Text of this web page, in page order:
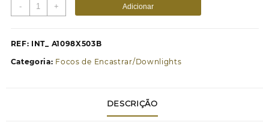
-
Quantidade
de
de
XELIM
+ Adicionar
REF: INT_ A1098X503B
Categoria: Focos de Encastrar/Downlights
DESCRIÇÃO